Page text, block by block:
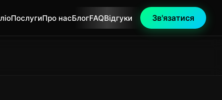
ПослугиПро насБлогFAQВідгуки Зв'язатися